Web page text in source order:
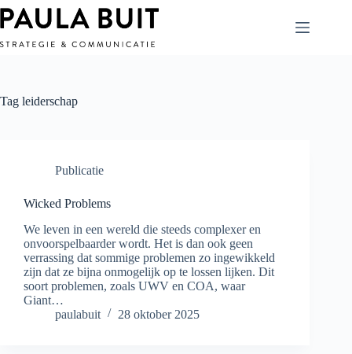
Ga
naar
inhoud
Tag leiderschap
Publicatie
Wicked Problems
We leven in een wereld die steeds complexer en
onvoorspelbaarder wordt. Het is dan ook geen
verrassing dat sommige problemen zo ingewikkeld
zijn dat ze bijna onmogelijk op te lossen lijken. Dit
soort problemen, zoals UWV en COA, waar
Giant…
paulabuit
28 oktober 2025